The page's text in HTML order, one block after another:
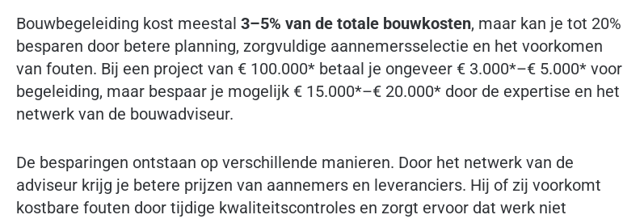
Bouwbegeleiding kost meestal 3–5% van de totale bouwkosten, maar kan je tot 20%
besparen door betere planning, zorgvuldige aannemersselectie en het voorkomen
van fouten. Bij een project van € 100.000* betaal je ongeveer € 3.000*–€ 5.000* voor
begeleiding, maar bespaar je mogelijk € 15.000*–€ 20.000* door de expertise en het
netwerk van de bouwadviseur.
De besparingen ontstaan op verschillende manieren. Door het netwerk van de
adviseur krijg je betere prijzen van aannemers en leveranciers. Hij of zij voorkomt
kostbare fouten door tijdige kwaliteitscontroles en zorgt ervoor dat werk niet